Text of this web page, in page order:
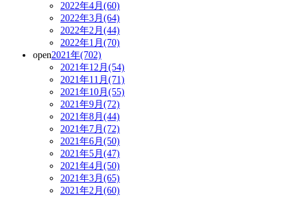
2022年4月(60)
2022年3月(64)
2022年2月(44)
2022年1月(70)
open2021年(702)
2021年12月(54)
2021年11月(71)
2021年10月(55)
2021年9月(72)
2021年8月(44)
2021年7月(72)
2021年6月(50)
2021年5月(47)
2021年4月(50)
2021年3月(65)
2021年2月(60)